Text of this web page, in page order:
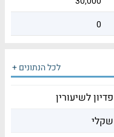
0
לכל הנתונים +
פדיון לשיעורין
שקלי